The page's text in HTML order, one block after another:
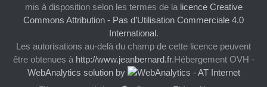
mis à disposition selon les termes de la licence Creative
Commons Attribution - Pas d’Utilisation Commerciale 4.0
International.
Les autorisations au-delà du champ de cette licence peuvent
être obtenues à http://www.jeanbernard.fr.Hébergement OVH -
WebAnalytics solution by